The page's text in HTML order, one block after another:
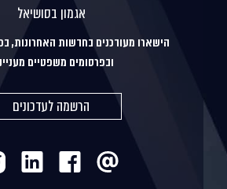
אגמון בסושיאל
הישארו מעודכנים בחדשות האחרונות,
ובפרסומים משפטיים
הרשמה לעדכונים